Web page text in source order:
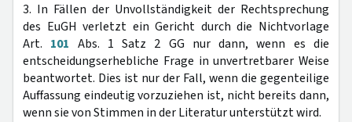
3. In Fällen der Unvollständigkeit der Rechtsprechung
des EuGH verletzt ein Gericht durch die Nichtvorlage
Art. 101 Abs. 1 Satz 2 GG nur dann, wenn es die
entscheidungserhebliche Frage in unvertretbarer Weise
beantwortet. Dies ist nur der Fall, wenn die gegenteilige
Auffassung eindeutig vorzuziehen ist, nicht bereits dann,
wenn sie von Stimmen in der Literatur unterstützt wird.